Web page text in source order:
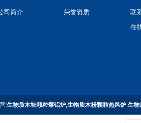
司简介 荣誉资质
联
在
:生物质木块颗粒熔铝炉,生物质木粉颗粒热风炉,生物